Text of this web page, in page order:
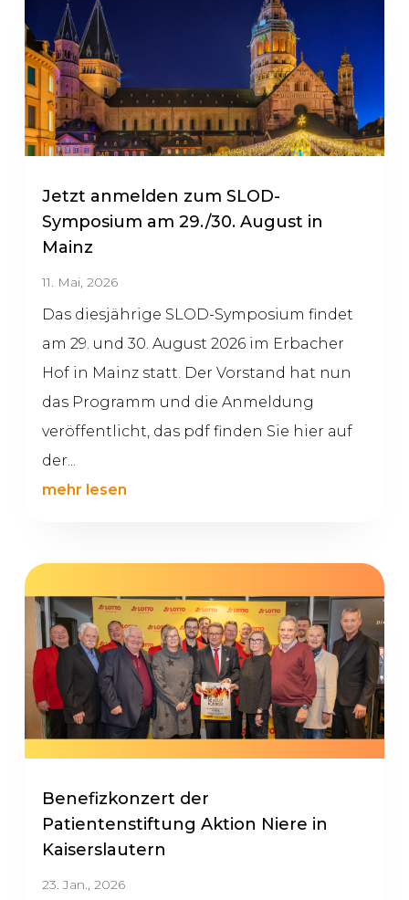
Jetzt anmelden zum SLOD-
Symposium am 29./30. August in
Mainz
11. Mai, 2026
Das diesjährige SLOD-Symposium findet
am 29. und 30. August 2026 im Erbacher
Hof in Mainz statt. Der Vorstand hat nun
das Programm und die Anmeldung
veröffentlicht, das pdf finden Sie hier auf
der...
mehr lesen
Benefizkonzert der
Patientenstiftung Aktion Niere in
Kaiserslautern
23. Jan., 2026